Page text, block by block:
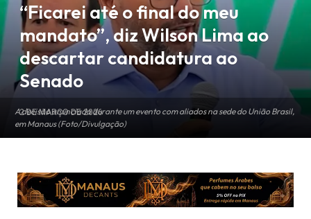
A decisão anunciada durante um evento com aliados na sede do União Brasil,
em Manaus (Foto/Divulgação)
“Ficarei até o final do meu
mandato”, diz Wilson Lima ao
descartar candidatura ao
Senado
2 DE MARÇO DE 2026